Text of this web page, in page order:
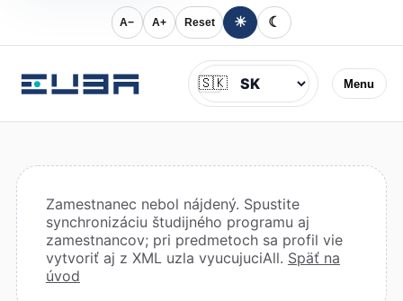
A− A+ Reset ☀ ☾
Menu
Jazyk
🇸🇰
Zamestnanec nebol nájdený. Spustite
synchronizáciu študijného programu aj
zamestnancov; pri predmetoch sa profil vie
vytvoriť aj z XML uzla vyucujuciAll. Späť na
úvod